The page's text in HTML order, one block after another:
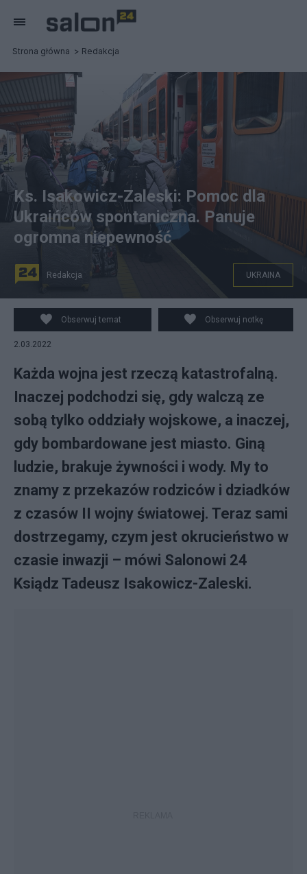
Strona główna Redakcja
Do Polski przybywają uchodźcy z ogarniętej wojną
Ukrainy Fot. PAP/Darek Delmanowicz
Ks. Isakowicz-Zaleski: Pomoc dla
Ukraińców spontaniczna. Panuje
ogromna niepewność
Redakcja UKRAINA
Obserwuj temat Obserwuj notkę
2.03.2022
Każda wojna jest rzeczą katastrofalną.
Inaczej podchodzi się, gdy walczą ze
sobą tylko oddziały wojskowe, a inaczej,
gdy bombardowane jest miasto. Giną
ludzie, brakuje żywności i wody. My to
znamy z przekazów rodziców i dziadków
z czasów II wojny światowej. Teraz sami
dostrzegamy, czym jest okrucieństwo w
czasie inwazji – mówi Salonowi 24
Ksiądz Tadeusz Isakowicz-Zaleski.